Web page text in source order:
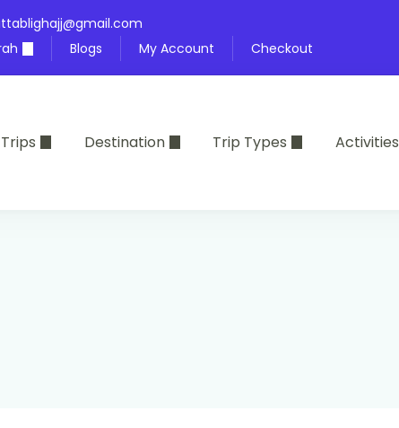
Blogs My Account Checkout
Destination Trip Types Activities